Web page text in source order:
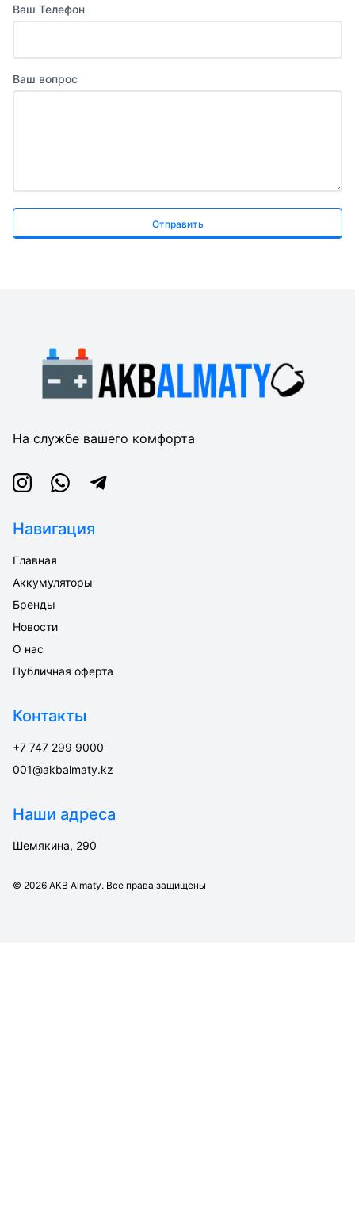
Ваш Телефон
Ваш вопрос
Отправить
На службе вашего комфорта
InstagramWhatsappTelegram
Навигация
Главная
Аккумуляторы
Бренды
Новости
О нас
Публичная оферта
Контакты
+7 747 299 9000
001@akbalmaty.kz
Наши адреса
Шемякина, 290
© 2026 AKB Almaty. Все права защищены